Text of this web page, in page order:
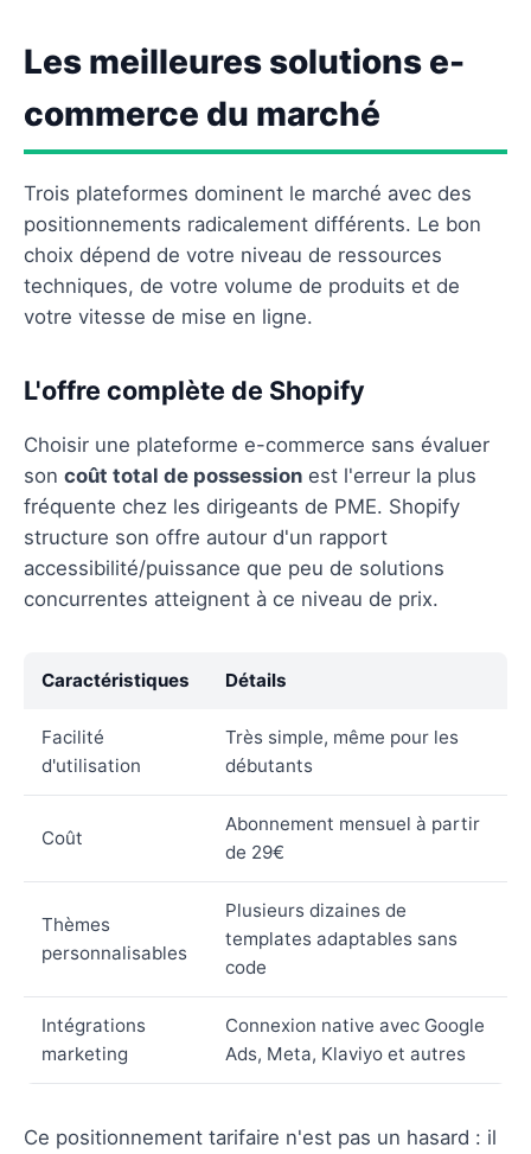
Les meilleures solutions e-
commerce du marché
Trois plateformes dominent le marché avec des
positionnements radicalement différents. Le bon
choix dépend de votre niveau de ressources
techniques, de votre volume de produits et de
votre vitesse de mise en ligne.
L'offre complète de Shopify
Choisir une plateforme e-commerce sans évaluer
son coût total de possession est l'erreur la plus
fréquente chez les dirigeants de PME. Shopify
structure son offre autour d'un rapport
accessibilité/puissance que peu de solutions
concurrentes atteignent à ce niveau de prix.
Caractéristiques Détails
Facilité
d'utilisation
Très simple, même pour les
débutants
Coût
Abonnement mensuel à partir
de 29€
Thèmes
personnalisables
Plusieurs dizaines de
templates adaptables sans
code
Intégrations
marketing
Connexion native avec Google
Ads, Meta, Klaviyo et autres
Ce positionnement tarifaire n'est pas un hasard : il